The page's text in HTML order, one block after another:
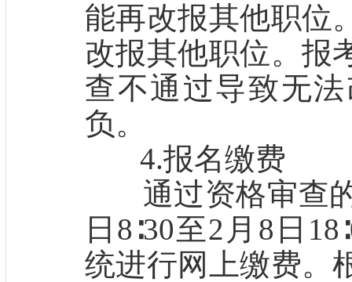
能再改报其他职位
改报其他职位。报
查不通过导致无
负。
4.报名缴费
通过资格审查的
日8∶30至2月8日
统进行网上缴费。